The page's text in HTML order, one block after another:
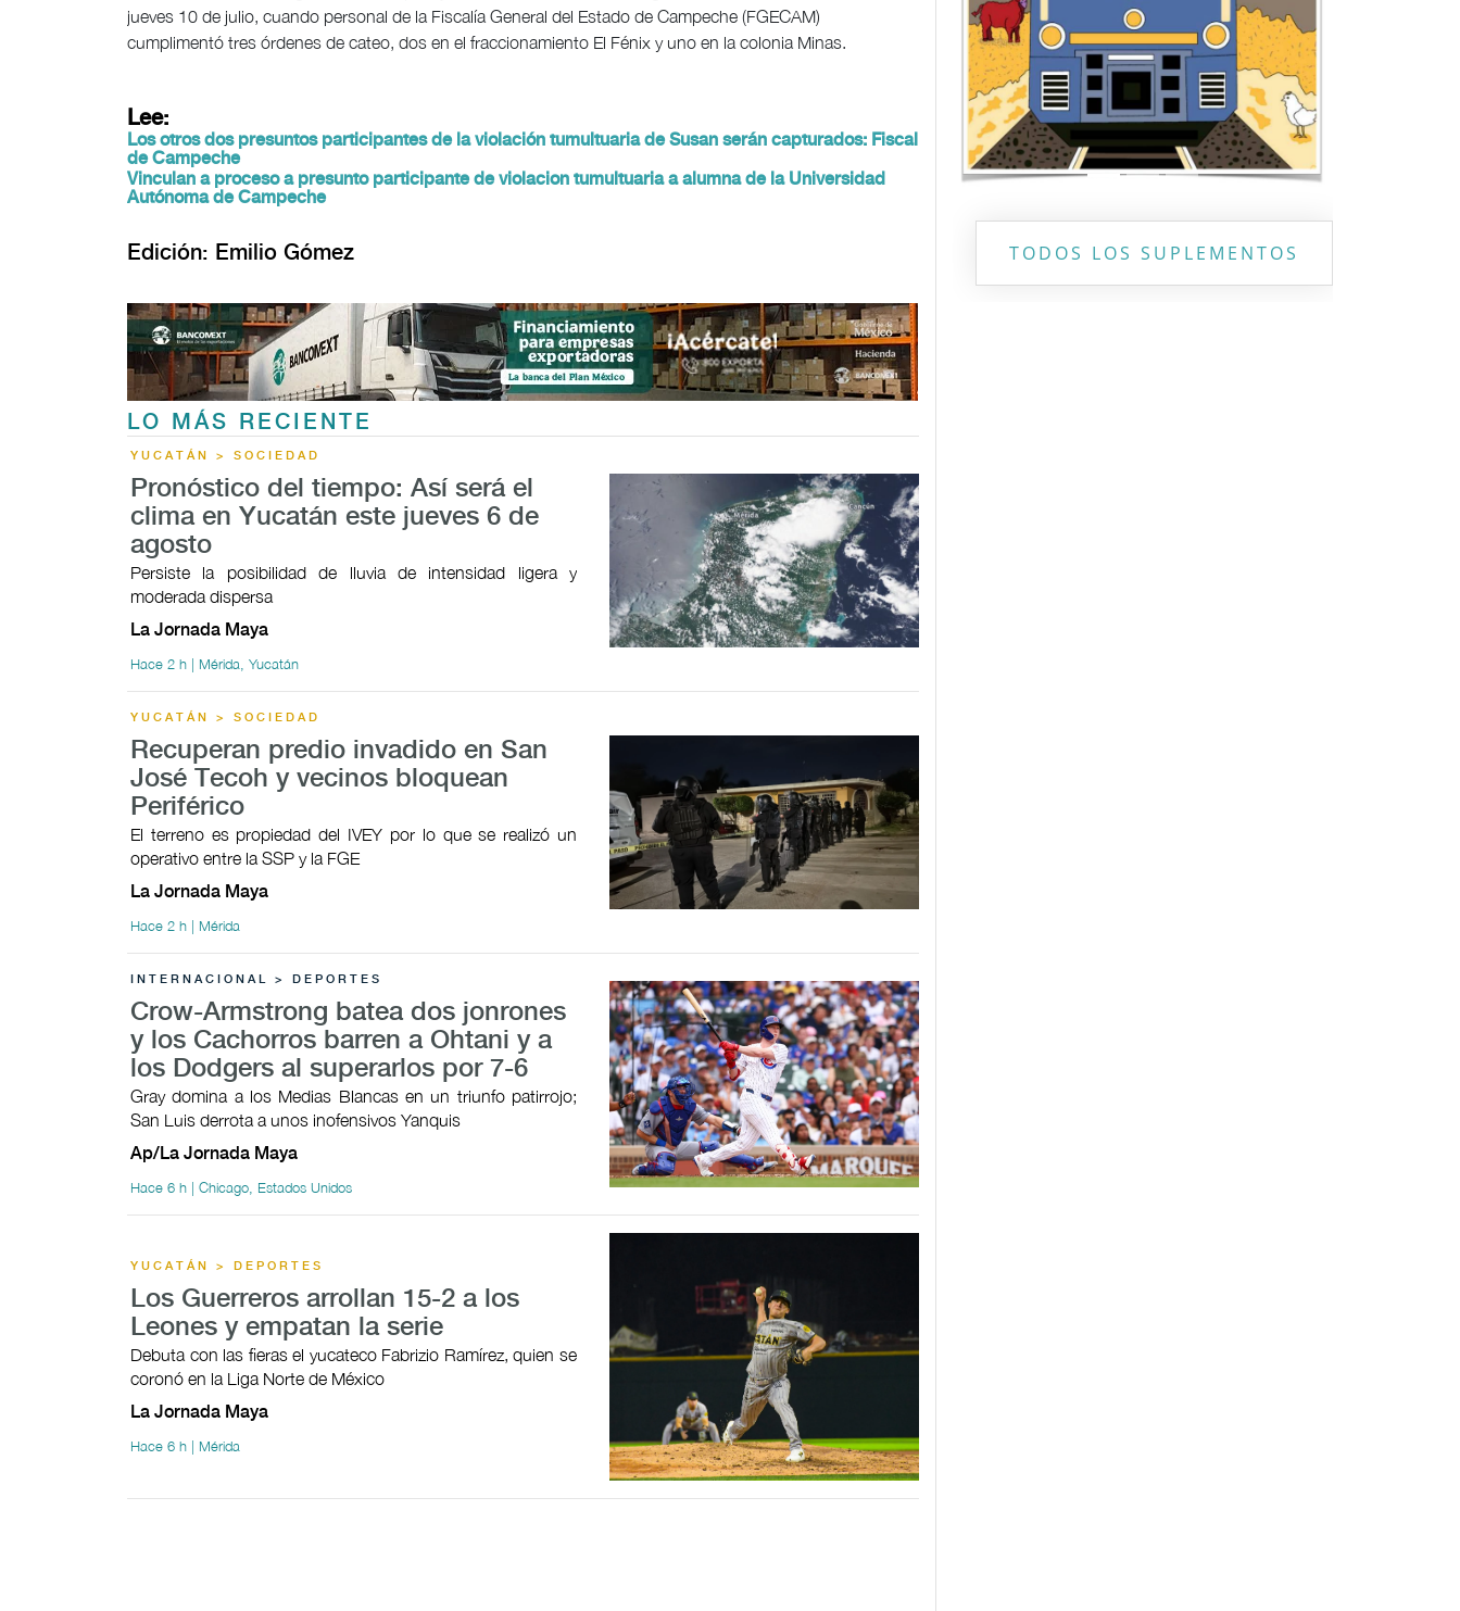
jueves 10 de julio, cuando personal de la Fiscalía General del Estado de Campeche (FGECAM)
cumplimentó tres órdenes de cateo, dos en el fraccionamiento El Fénix y uno en la colonia Minas.
Lee:
Los otros dos presuntos participantes de la violación tumultuaria de Susan serán capturados: Fiscal
de Campeche
Vinculan a proceso a presunto participante de violacion tumultuaria a alumna de la Universidad
Autónoma de Campeche
Edición: Emilio Gómez
LO MÁS RECIENTE
YUCATÁN > SOCIEDAD
Pronóstico del tiempo: Así será el
clima en Yucatán este jueves 6 de
agosto
Persiste la posibilidad de lluvia de intensidad ligera y
moderada dispersa
La Jornada Maya
Hace 2 h | Mérida, Yucatán
YUCATÁN > SOCIEDAD
Recuperan predio invadido en San
José Tecoh y vecinos bloquean
Periférico
El terreno es propiedad del IVEY por lo que se realizó un
operativo entre la SSP y la FGE
La Jornada Maya
Hace 2 h | Mérida
INTERNACIONAL > DEPORTES
Crow-Armstrong batea dos jonrones
y los Cachorros barren a Ohtani y a
los Dodgers al superarlos por 7-6
Gray domina a los Medias Blancas en un triunfo patirrojo;
San Luis derrota a unos inofensivos Yanquis
Ap/La Jornada Maya
Hace 6 h | Chicago, Estados Unidos
YUCATÁN > DEPORTES
Los Guerreros arrollan 15-2 a los
Leones y empatan la serie
Debuta con las fieras el yucateco Fabrizio Ramírez, quien se
coronó en la Liga Norte de México
La Jornada Maya
Hace 6 h | Mérida
TODOS LOS SUPLEMENTOS